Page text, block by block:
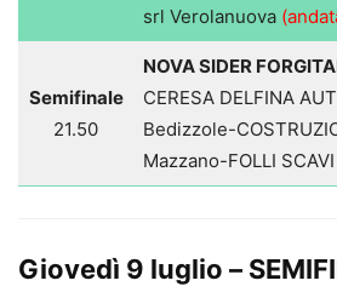
srl Verolanuova
Semifinale
21.50
NOVA SIDER
CERESA DELFINA
Bedizzole-
Mazzano-FOLLI
Giovedì 9 luglio –